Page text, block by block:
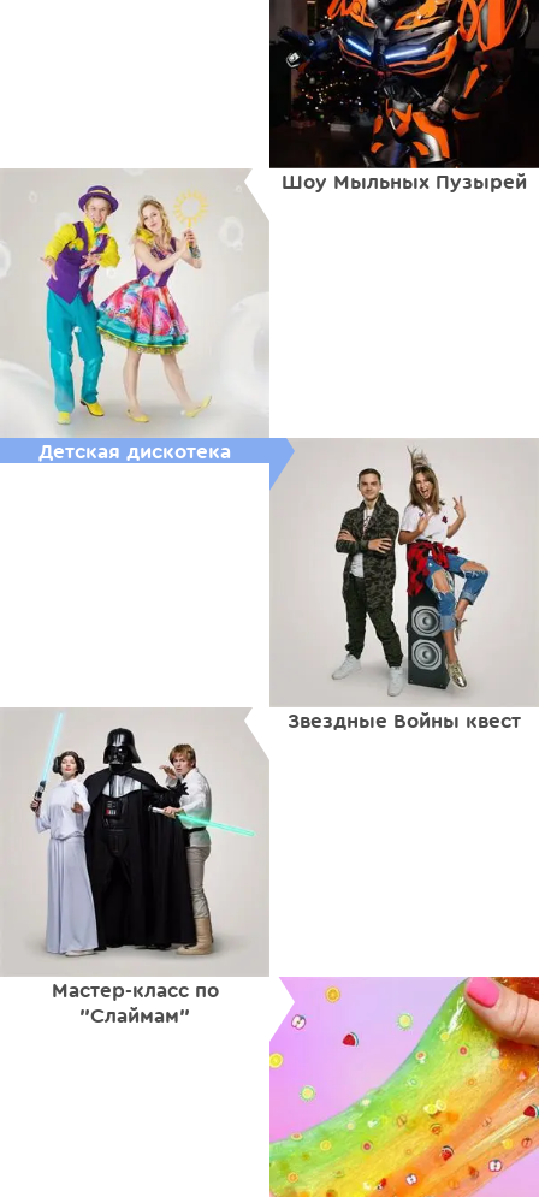
Шоу Мыльных Пузырей
Детская дискотека
Звездные Войны квест
Мастер-класс по
"Слаймам"